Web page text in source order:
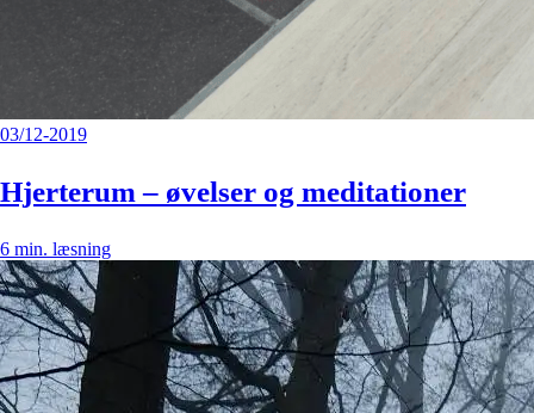
03/12-2019
Hjerterum – øvelser og meditationer
6 min. læsning